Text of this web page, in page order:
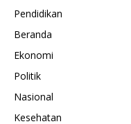
Pendidikan
Beranda
Ekonomi
Politik
Nasional
Kesehatan